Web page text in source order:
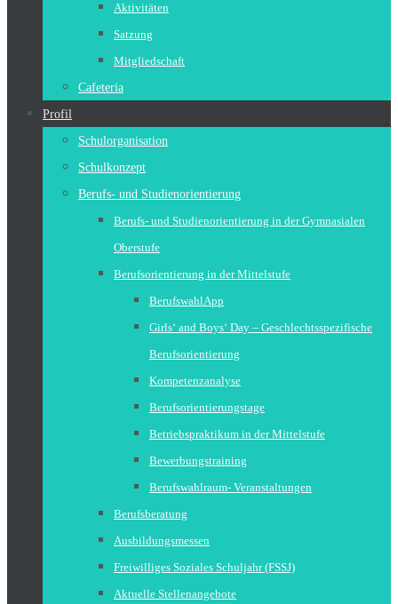
Aktivitäten
Satzung
Mitgliedschaft
Cafeteria
Profil
Schulorganisation
Schulkonzept
Berufs- und Studienorientierung
Berufs- und Studienorientierung in der Gymnasialen
Oberstufe
Berufsorientierung in der Mittelstufe
BerufswahlApp
Girls‘ and Boys‘ Day – Geschlechtsspezifische
Berufsorientierung
Kompetenzanalyse
Berufsorientierungstage
Betriebspraktikum in der Mittelstufe
Bewerbungstraining
Berufswahlraum- Veranstaltungen
Berufsberatung
Ausbildungsmessen
Freiwilliges Soziales Schuljahr (FSSJ)
Aktuelle Stellenangebote